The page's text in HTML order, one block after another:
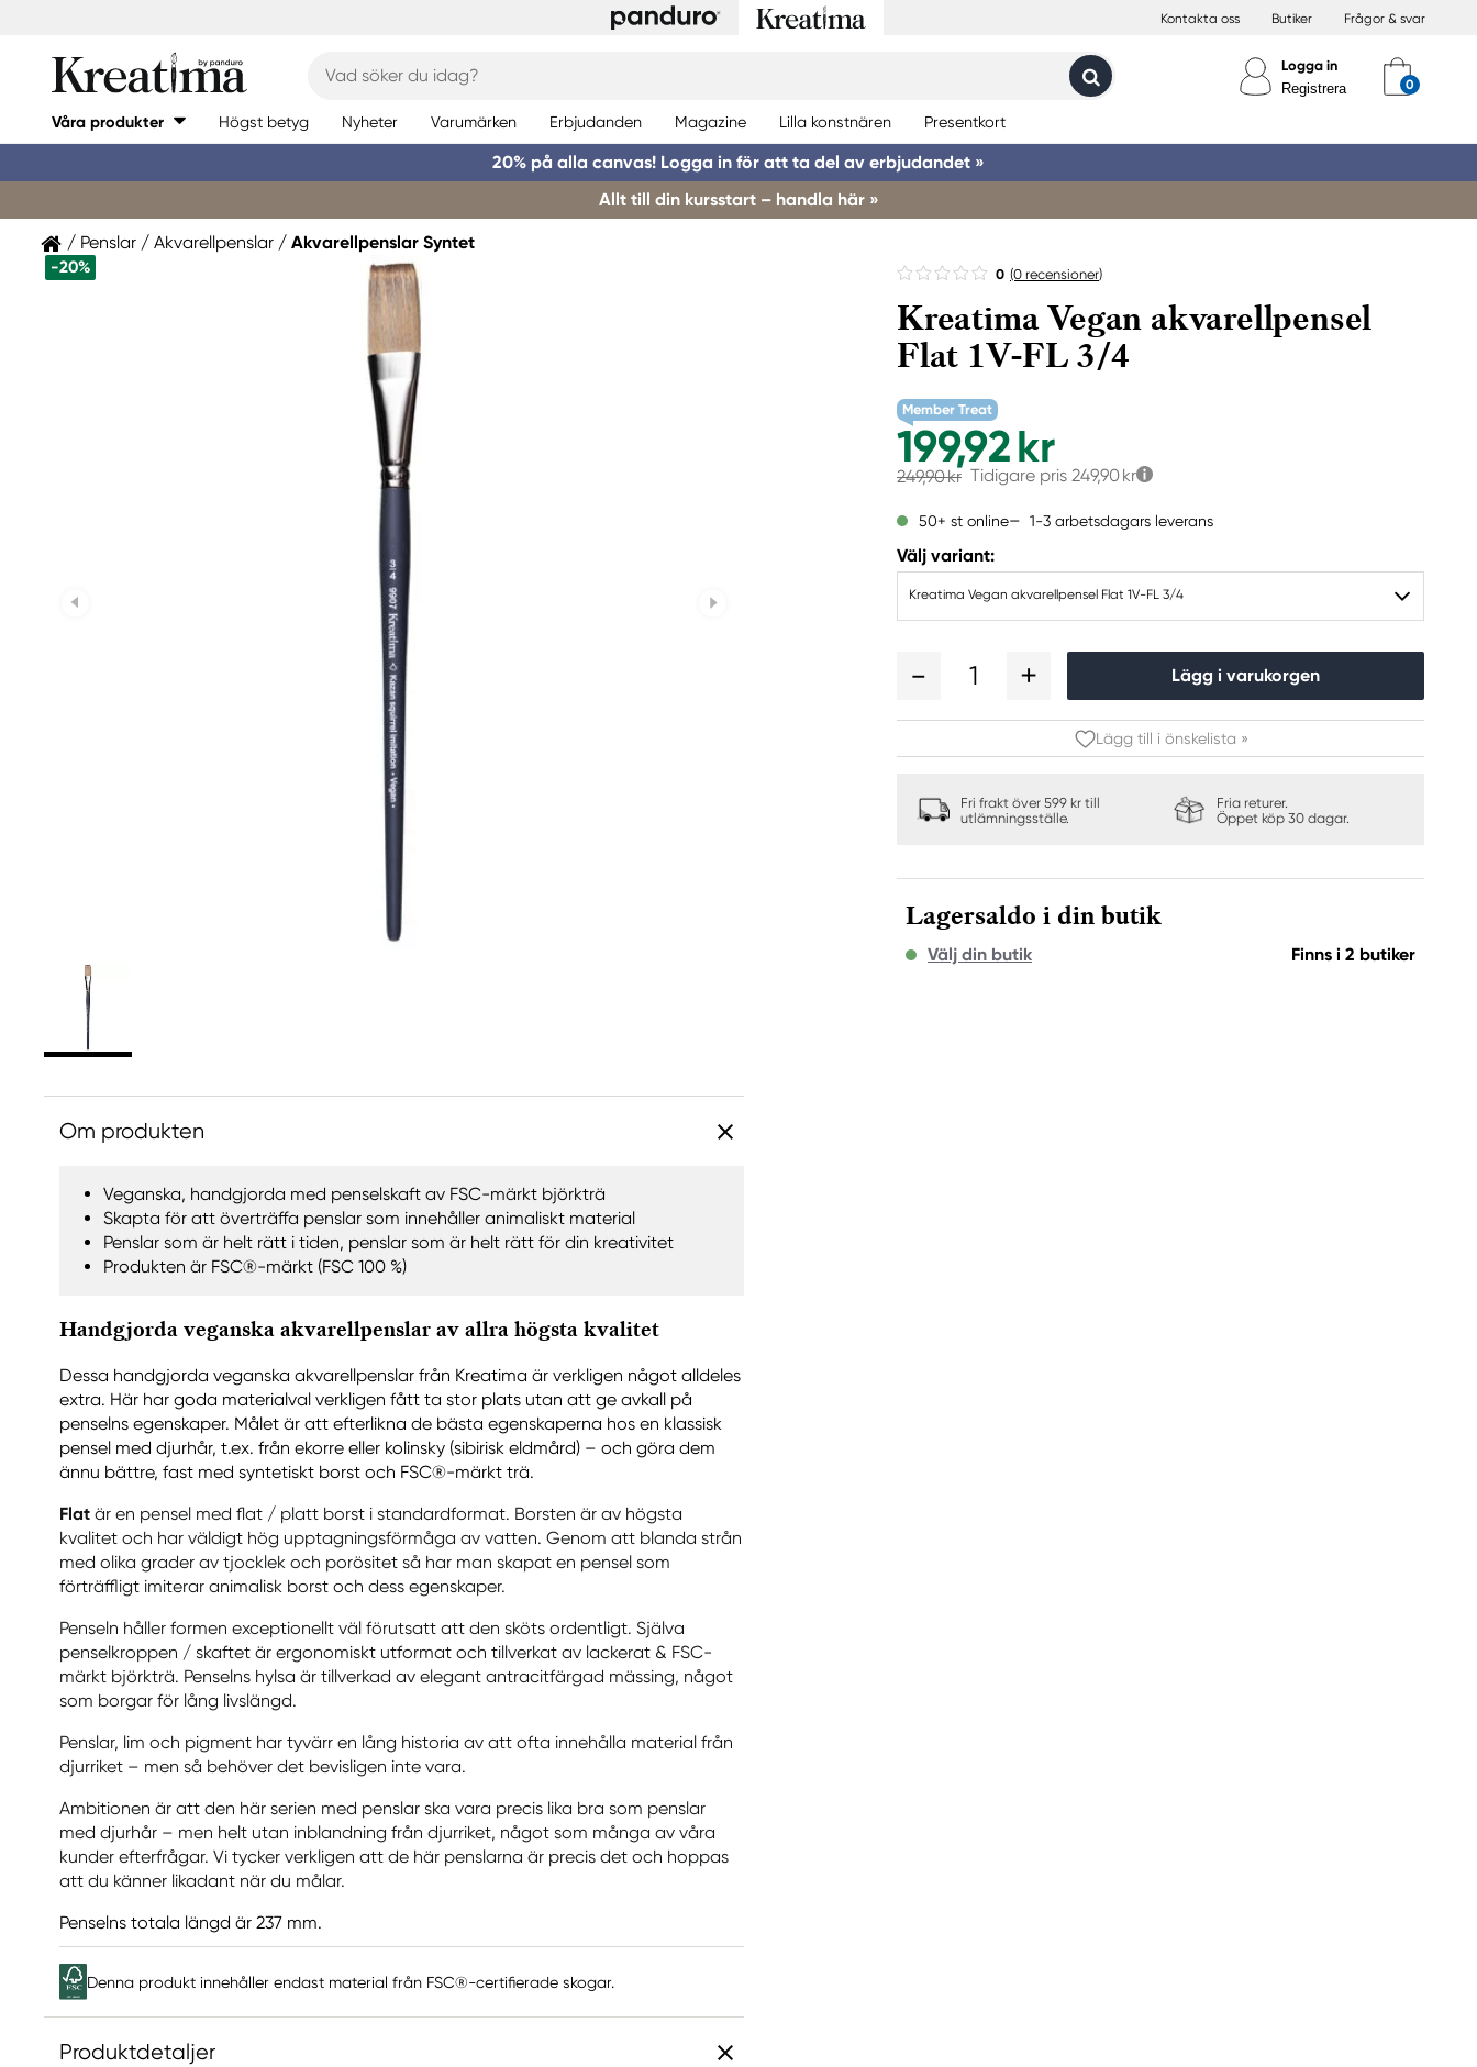
Kontakta oss Butiker Frågor & svar
Logga in
Registrera
Våra produkter Högst betyg Nyheter Varumärken Erbjudanden Magazine Lilla konstnären Presentkort
20% på alla canvas! Logga in för att ta del av erbjudandet »
Allt till din kursstart – handla här »
Penslar Akvarellpenslar Akvarellpenslar Syntet
-20% 0 (0 recensioner)
Kreatima Vegan akvarellpensel
Flat 1V-FL 3/4
Member Treat
199,92 kr
249,90 kr Tidigare pris 249,90 kr
50+ st online 1-3 arbetsdagars leverans
Välj variant:
Kreatima Vegan akvarellpensel Flat 1V-FL 3/4
1 Lägg i varukorgen
Lägg till i önskelista »
Fri frakt över 599 kr till
utlämningsställe.
Fria returer.
Öppet köp 30 dagar.
Lagersaldo i din butik
Välj din butik Finns i 2 butiker
Om produkten
Veganska, handgjorda med penselskaft av FSC-märkt björkträ
Skapta för att överträffa penslar som innehåller animaliskt material
Penslar som är helt rätt i tiden, penslar som är helt rätt för din kreativitet
Produkten är FSC®-märkt (FSC 100 %)
Handgjorda veganska akvarellpenslar av allra högsta kvalitet
Dessa handgjorda veganska akvarellpenslar från Kreatima är verkligen något alldeles
extra. Här har goda materialval verkligen fått ta stor plats utan att ge avkall på
penselns egenskaper. Målet är att efterlikna de bästa egenskaperna hos en klassisk
pensel med djurhår, t.ex. från ekorre eller kolinsky (sibirisk eldmård) – och göra dem
ännu bättre, fast med syntetiskt borst och FSC®-märkt trä.
Flat är en pensel med flat / platt borst i standardformat. Borsten är av högsta
kvalitet och har väldigt hög upptagningsförmåga av vatten. Genom att blanda strån
med olika grader av tjocklek och porösitet så har man skapat en pensel som
förträffligt imiterar animalisk borst och dess egenskaper.
Penseln håller formen exceptionellt väl förutsatt att den sköts ordentligt. Själva
penselkroppen / skaftet är ergonomiskt utformat och tillverkat av lackerat & FSC-
märkt björkträ. Penselns hylsa är tillverkad av elegant antracitfärgad mässing, något
som borgar för lång livslängd.
Penslar, lim och pigment har tyvärr en lång historia av att ofta innehålla material från
djurriket – men så behöver det bevisligen inte vara.
Ambitionen är att den här serien med penslar ska vara precis lika bra som penslar
med djurhår – men helt utan inblandning från djurriket, något som många av våra
kunder efterfrågar. Vi tycker verkligen att de här penslarna är precis det och hoppas
att du känner likadant när du målar.
Penselns totala längd är 237 mm.
Denna produkt innehåller endast material från FSC®-certifierade skogar.
Produktdetaljer